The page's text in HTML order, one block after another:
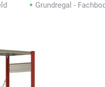
Grundregal -